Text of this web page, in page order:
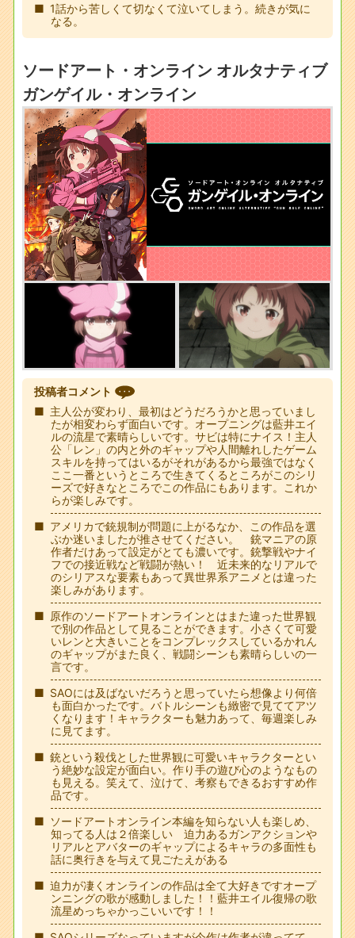
1話から苦しくて切なくて泣いてしまう。続きが気に
なる。
ソードアート・オンライン オルタナティブ
ガンゲイル・オンライン
投稿者コメント
主人公が変わり、最初はどうだろうかと思っていまし
たが相変わらず面白いです。オープニングは藍井エイ
ルの流星で素晴らしいです。サビは特にナイス！主人
公「レン」の内と外のギャップや人間離れしたゲーム
スキルを持ってはいるがそれがあるから最強ではなく
ここ一番というところで生きてくるところがこのシリ
ーズで好きなところでこの作品にもあります。これか
らが楽しみです。
アメリカで銃規制が問題に上がるなか、この作品を選
ぶか迷いましたが推させてください。 銃マニアの原
作者だけあって設定がとても濃いです。銃撃戦やナイ
フでの接近戦など戦闘が熱い！ 近未来的なリアルで
のシリアスな要素もあって異世界系アニメとは違った
楽しみがあります。
原作のソードアートオンラインとはまた違った世界観
で別の作品として見ることができます。小さくて可愛
いレンと大きいことをコンプレックスしているかれん
のギャップがまた良く、戦闘シーンも素晴らしいの一
言です。
SAOには及ばないだろうと思っていたら想像より何倍
も面白かったです。バトルシーンも緻密で見ててアツ
くなります！キャラクターも魅力あって、毎週楽しみ
に見てます。
銃という殺伐とした世界観に可愛いキャラクターとい
う絶妙な設定が面白い。作り手の遊び心のようなもの
も見える。笑えて、泣けて、考察もできるおすすめ作
品です。
ソードアートオンライン本編を知らない人も楽しめ、
知ってる人は２倍楽しい 迫力あるガンアクションや
リアルとアバターのギャップによるキャラの多面性も
話に奥行きを与えて見ごたえがある
迫力が凄くオンラインの作品は全て大好きですオープ
ンニングの歌が感動しました！！藍井エイル復帰の歌
流星めっちゃかっこいいです！！